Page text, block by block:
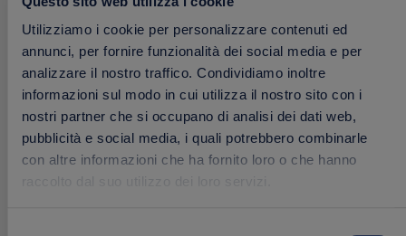
Utilizziamo i cookie per personalizzare contenuti ed
annunci, per fornire funzionalità dei social media e per
analizzare il nostro traffico. Condividiamo inoltre
informazioni sul modo in cui utilizza il nostro sito con i
nostri partner che si occupano di analisi dei dati web,
pubblicità e social media, i quali potrebbero combinarle
con altre informazioni che ha fornito loro o che hanno
SOLD OUT
Aggiungi
ai
preferiti